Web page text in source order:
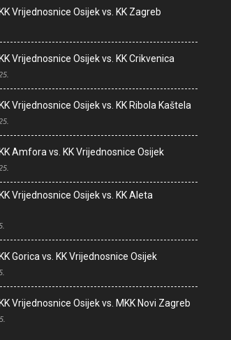
Vrijednosnice Osijek vs. KK Zagreb
Vrijednosnice Osijek vs. KK Crikvenica
Vrijednosnice Osijek vs. KK Ribola Kaštela
Amfora vs. KK Vrijednosnice Osijek
Vrijednosnice Osijek vs. KK Aleta
Gorica vs. KK Vrijednosnice Osijek
Vrijednosnice Osijek vs. MKK Novi Zagreb